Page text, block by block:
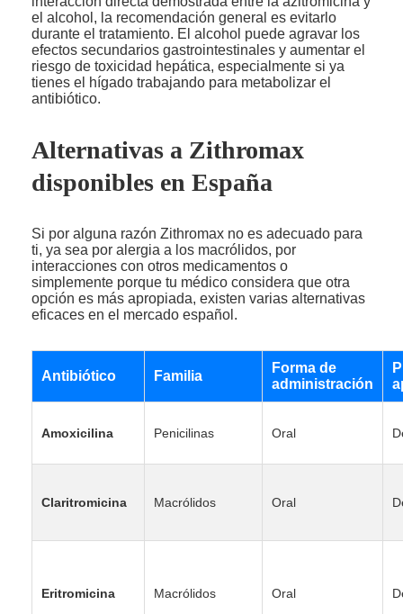
el alcohol, la recomendación general es evitarlo
durante el tratamiento. El alcohol puede agravar los
efectos secundarios gastrointestinales y aumentar el
riesgo de toxicidad hepática, especialmente si ya
tienes el hígado trabajando para metabolizar el
antibiótico.
Alternativas a Zithromax
disponibles en España
Si por alguna razón Zithromax no es adecuado para
ti, ya sea por alergia a los macrólidos, por
interacciones con otros medicamentos o
simplemente porque tu médico considera que otra
opción es más apropiada, existen varias alternativas
eficaces en el mercado español.
Antibiótico Familia
Forma de
administración
Amoxicilina Penicilinas Oral
Claritromicina Macrólidos Oral
Eritromicina Macrólidos Oral